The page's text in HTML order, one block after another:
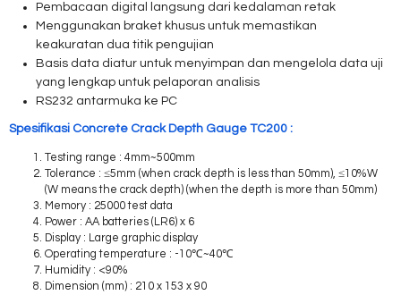
Pembacaan digital langsung dari kedalaman retak
Menggunakan braket khusus untuk memastikan
keakuratan dua titik pengujian
Basis data diatur untuk menyimpan dan mengelola data uji
yang lengkap untuk pelaporan analisis
RS232 antarmuka ke PC
Spesifikasi Concrete Crack Depth Gauge TC200 :
Testing range : 4mm~500mm
Tolerance : ≤5mm (when crack depth is less than 50mm), ≤10%W
(W means the crack depth) (when the depth is more than 50mm)
Memory : 25000 test data
Power : AA batteries (LR6) x 6
Display : Large graphic display
Operating temperature : -10℃~40℃
Humidity : <90%
Dimension (mm) : 210 x 153 x 90